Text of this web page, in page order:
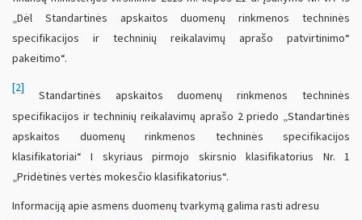
„Dėl Standartinės apskaitos duomenų rinkmenos techninės
specifikacijos ir techninių reikalavimų aprašo patvirtinimo“
pakeitimo“.
[2]
Standartinės apskaitos duomenų rinkmenos techninės
specifikacijos ir techninių reikalavimų aprašo 2 priedo „Standartinės
apskaitos duomenų rinkmenos techninės specifikacijos
klasifikatoriai“ I skyriaus pirmojo skirsnio klasifikatorius Nr. 1
„Pridėtinės vertės mokesčio klasifikatorius“.
Informaciją apie asmens duomenų tvarkymą galima rasti adresu